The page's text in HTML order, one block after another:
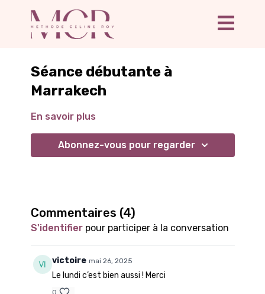
Séance débutante à
Marrakech
En savoir plus
Abonnez-vous pour regarder
Commentaires (4)
S'identifierpour participer à la conversation
victoire mai 26, 2025
Le lundi c’est bien aussi ! Merci
0